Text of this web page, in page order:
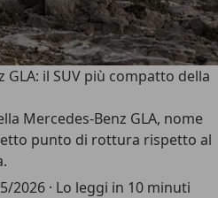
GLA: il SUV più compatto della
Mercedes-Benz GLA, nome
punto di rottura rispetto al
2026 · Lo leggi in 10 minuti